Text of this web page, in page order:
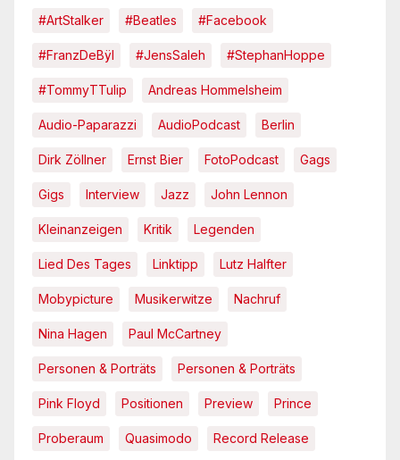
#ArtStalker #Beatles #Facebook
#FranzDeBÿl #JensSaleh #StephanHoppe
#TommyTTulip Andreas Hommelsheim
Audio-Paparazzi AudioPodcast Berlin
Dirk Zöllner Ernst Bier FotoPodcast Gags
Gigs Interview Jazz John Lennon
Kleinanzeigen Kritik Legenden
Lied Des Tages Linktipp Lutz Halfter
Mobypicture Musikerwitze Nachruf
Nina Hagen Paul McCartney
Personen & Porträts Personen & Porträts
Pink Floyd Positionen Preview Prince
Proberaum Quasimodo Record Release